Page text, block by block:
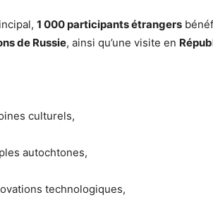
1 000 participants étrangers
de Russie, ainsi qu’une visite en
culturels,
autochtones,
technologiques,